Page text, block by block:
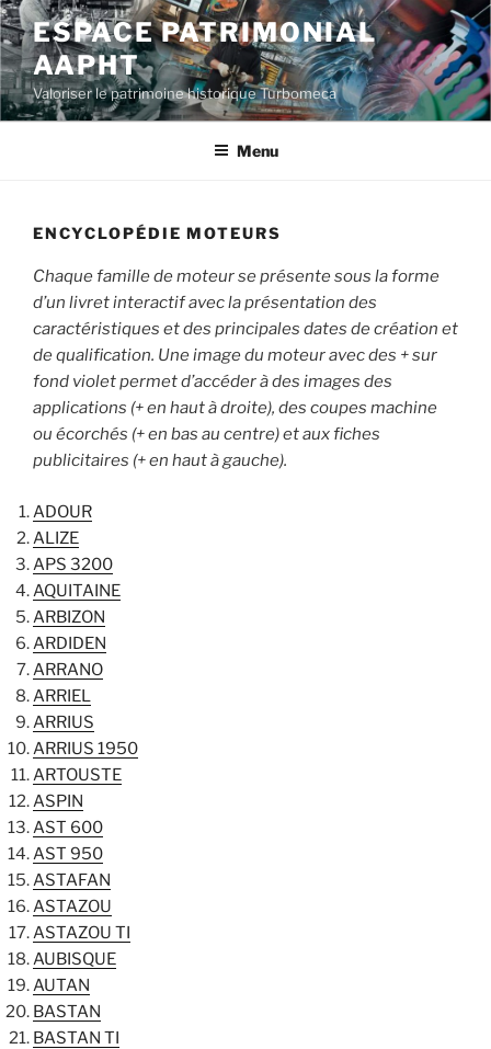
Aller
au
contenu
principal
ESPACE PATRIMONIAL
AAPHT
Valoriser le patrimoine historique Turbomeca
Menu
ENCYCLOPÉDIE MOTEURS
Chaque famille de moteur se présente sous la forme
d’un livret interactif avec la présentation des
caractéristiques et des principales dates de création et
de qualification. Une image du moteur avec des + sur
fond violet permet d’accéder à des images des
applications (+ en haut à droite), des coupes machine
ou écorchés (+ en bas au centre) et aux fiches
publicitaires (+ en haut à gauche).
ADOUR
ALIZE
APS 3200
AQUITAINE
ARBIZON
ARDIDEN
ARRANO
ARRIEL
ARRIUS
ARRIUS 1950
ARTOUSTE
ASPIN
AST 600
AST 950
ASTAFAN
ASTAZOU
ASTAZOU TI
AUBISQUE
AUTAN
BASTAN
BASTAN TI